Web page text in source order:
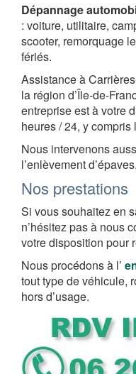
Dépannage
: voiture, utilitaire,
scooter, remorquage
fériés.
Assistance à
la région d’Île-de-
entreprise est à votre
heures / 24, y
Nous intervenons
l’enlèvement d’épaves.
Nos prestations
Si vous souhaitez en
n’hésitez pas à nous
votre disposition pour
Nous procédons à l’
tout type de véhicule,
hors d’usage.